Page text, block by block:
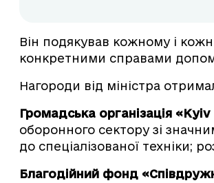
Він подякував кожному і
конкретними справами
Нагороди від міністра
Громадська організація
оборонного сектору зі
до спеціалізованої техніки;
Благодійний фонд